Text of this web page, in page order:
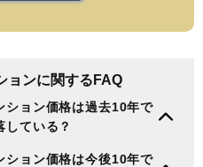
ョンに関するFAQ
ション価格は過去10年で
している？
ション価格は今後10年で